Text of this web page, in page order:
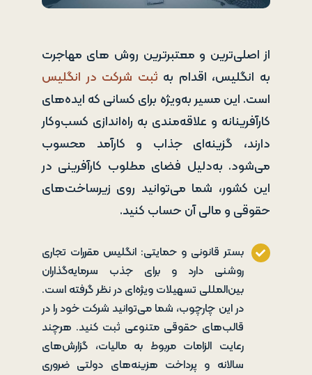
از اصلی‌ترین و معتبرترین روش های مهاجرت
به انگلیس، اقدام به ثبت شرکت در انگلیس
است. این مسیر به‌ویژه برای کسانی که ایده‌های
کارآفرینانه و علاقه‌مندی به راه‌اندازی کسب‌وکار
دارند، گزینه‌ای جذاب و کارآمد محسوب
می‌شود. به‌دلیل فضای مطلوب کارآفرینی در
این کشور، شما می‌توانید روی زیرساخت‌های
حقوقی و مالی آن حساب کنید.
بستر قانونی و حمایتی: انگلیس مقررات تجاری
روشنی دارد و برای جذب سرمایه‌گذاران
بین‌المللی تسهیلات ویژه‌ای در نظر گرفته است.
در این چارچوب، شما می‌توانید شرکت خود را در
قالب‌های حقوقی متنوعی ثبت کنید. هرچند
رعایت الزامات مربوط به مالیات، گزارش‌های
سالانه و پرداخت هزینه‌های دولتی ضروری